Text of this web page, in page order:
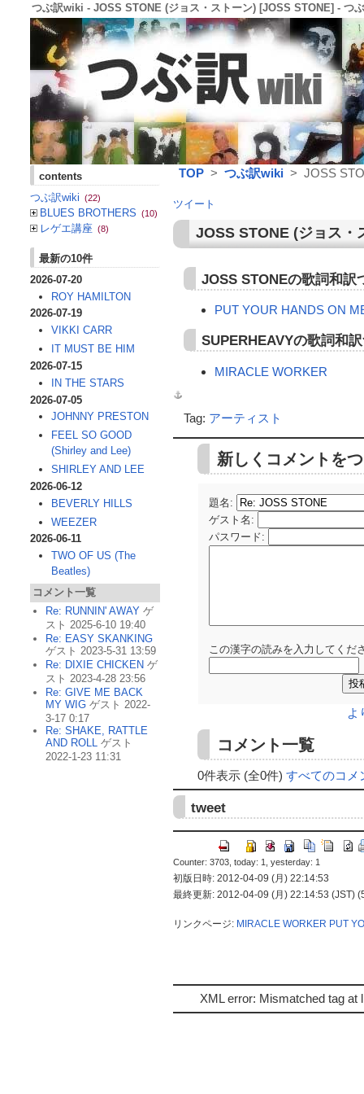
つぶ訳wiki - JOSS STONE (ジョス・ストーン) [JOSS STONE] - つ
TOP > つぶ訳wiki > JOSS
ツイート
JOSS STONE(ジョス・
JOSS STONEの歌詞和
PUT YOUR HANDS ON
SUPERHEAVYの歌詞和
MIRACLE WORKER
Tag: アーティスト
新しくコメントを
題名:
ゲスト名 :
パスワード:
この漢字の読みを入力してくだ
よ
コメント一覧
0件表示 (全0件) すべてのコメ
tweet
Counter: 3703, today: 1, yesterday: 1
初版日時: 2012-04-09 (月) 22:14:53
最終更新: 2012-04-09 (月) 22:14:53 (JST)
リンクページ: MIRACLE WORKER PUT
XML error: Mismatched tag at
contents
つぶ訳wiki (22)
BLUES BROTHERS (10)
レゲエ講座 (8)
最新の10件
2026-07-20
ROY HAMILTON
2026-07-19
VIKKI CARR
IT MUST BE HIM
2026-07-15
IN THE STARS
2026-07-05
JOHNNY PRESTON
FEEL SO GOOD
(Shirley and Lee)
SHIRLEY AND LEE
2026-06-12
BEVERLY HILLS
WEEZER
2026-06-11
TWO OF US (The
Beatles)
コメント一覧
Re: RUNNIN' AWAY ゲ
スト 2025-6-10 19:40
Re: EASY SKANKING
ゲスト 2023-5-31 13:59
Re: DIXIE CHICKEN ゲ
スト 2023-4-28 23:56
Re: GIVE ME BACK
MY WIG ゲスト 2022-
3-17 0:17
Re: SHAKE, RATTLE
AND ROLL ゲスト
2022-1-23 11:31